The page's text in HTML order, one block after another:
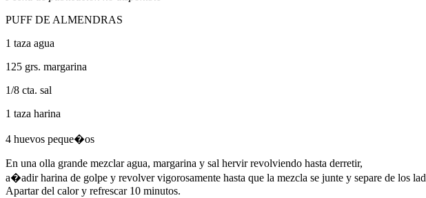
PUFF DE ALMENDRAS
1 taza agua
125 grs. margarina
1/8 cta. sal
1 taza harina
4 huevos peque�os
En una olla grande mezclar agua, margarina y sal hervir revolviendo hasta derretir,
a�adir harina de golpe y revolver vigorosamente hasta que la mezcla se junte y separe de los
Apartar del calor y refrescar 10 minutos.